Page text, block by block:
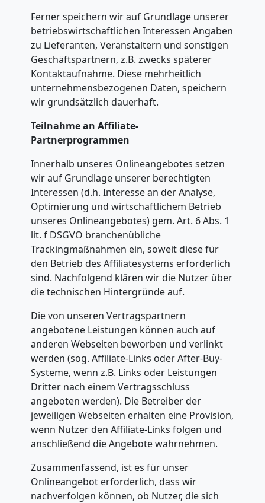
Ferner speichern wir auf Grundlage unserer
betriebswirtschaftlichen Interessen Angaben
zu Lieferanten, Veranstaltern und sonstigen
Geschäftspartnern, z.B. zwecks späterer
Kontaktaufnahme. Diese mehrheitlich
unternehmensbezogenen Daten, speichern
wir grundsätzlich dauerhaft.
Teilnahme an Affiliate-
Partnerprogrammen
Innerhalb unseres Onlineangebotes setzen
wir auf Grundlage unserer berechtigten
Interessen (d.h. Interesse an der Analyse,
Optimierung und wirtschaftlichem Betrieb
unseres Onlineangebotes) gem. Art. 6 Abs. 1
lit. f DSGVO branchenübliche
Trackingmaßnahmen ein, soweit diese für
den Betrieb des Affiliatesystems erforderlich
sind. Nachfolgend klären wir die Nutzer über
die technischen Hintergründe auf.
Die von unseren Vertragspartnern
angebotene Leistungen können auch auf
anderen Webseiten beworben und verlinkt
werden (sog. Affiliate-Links oder After-Buy-
Systeme, wenn z.B. Links oder Leistungen
Dritter nach einem Vertragsschluss
angeboten werden). Die Betreiber der
jeweiligen Webseiten erhalten eine Provision,
wenn Nutzer den Affiliate-Links folgen und
anschließend die Angebote wahrnehmen.
Zusammenfassend, ist es für unser
Onlineangebot erforderlich, dass wir
nachverfolgen können, ob Nutzer, die sich